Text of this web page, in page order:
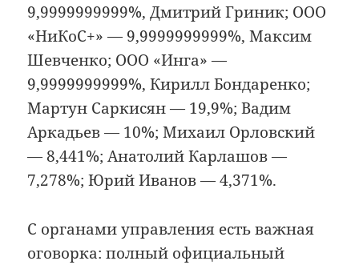
9,9999999999%, Дмитрий Гриник; ООО
«НиКоС+» — 9,9999999999%, Максим
Шевченко; ООО «Инга» —
9,9999999999%, Кирилл Бондаренко;
Мартун Саркисян — 19,9%; Вадим
Аркадьев — 10%; Михаил Орловский
— 8,441%; Анатолий Карлашов —
7,278%; Юрий Иванов — 4,371%.
С органами управления есть важная
оговорка: полный официальный